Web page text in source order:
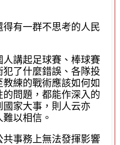
有一群不思考的人民
講起足球賽、棒球賽
了什麼錯誤、各隊投
練的戰術應該如何如
問題，都能作深入的
家大事，則人云亦
以相信。
事務上無法發揮影響